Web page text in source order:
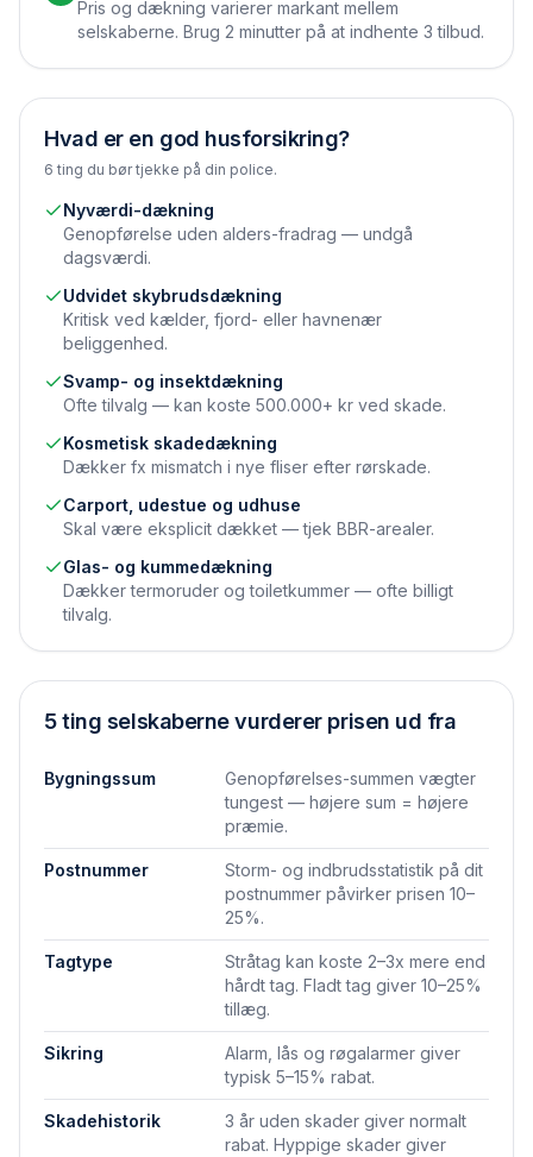
Pris og dækning varierer markant mellem
selskaberne. Brug 2 minutter på at indhente 3 tilbud.
Hvad er en god husforsikring?
6 ting du bør tjekke på din police.
Nyværdi-dækning
Genopførelse uden alders-fradrag — undgå
dagsværdi.
Udvidet skybrudsdækning
Kritisk ved kælder, fjord- eller havnenær
beliggenhed.
Svamp- og insektdækning
Ofte tilvalg — kan koste 500.000+ kr ved skade.
Kosmetisk skadedækning
Dækker fx mismatch i nye fliser efter rørskade.
Carport, udestue og udhuse
Skal være eksplicit dækket — tjek BBR-arealer.
Glas- og kummedækning
Dækker termoruder og toiletkummer — ofte billigt
tilvalg.
5 ting selskaberne vurderer prisen ud fra
Bygningssum
Genopførelses-summen vægter
tungest — højere sum = højere
præmie.
Postnummer
Storm- og indbrudsstatistik på dit
postnummer påvirker prisen 10–
25%.
Tagtype
Stråtag kan koste 2–3x mere end
hårdt tag. Fladt tag giver 10–25%
tillæg.
Sikring
Alarm, lås og røgalarmer giver
typisk 5–15% rabat.
Skadehistorik
3 år uden skader giver normalt
rabat. Hyppige skader giver